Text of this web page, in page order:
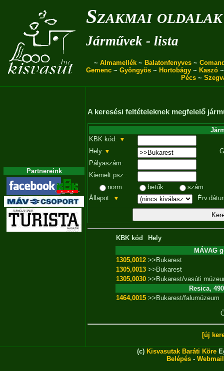
Szakmai oldalak
Járművek - lista
~ Almamellék ~ Balatonfenyves ~
Gemenc ~ Gyöngyös ~ Hortobágy ~ Kaszó
Pécs ~
Partnereink
A keresési feltételeknek megfelelő
KBK kód: ▼
Hely: ▼
Pályaszám:
Kiemelt psz.:
norm.
betűk
szám
Állapot: ▼
KBK kód
Hely
MÁVAG
1305,0012 >>Bukarest
1305,0013 >>Bukarest
1305,0030 >>Bukarest/vasúti
Resica,
1464,0015 >>Bukarest/falumúzeum
[új
(c) Kisvasutak Baráti Köre
Belépés - Webmail